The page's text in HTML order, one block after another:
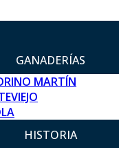
GANADERÍAS
MARTÍN
HISTORIA